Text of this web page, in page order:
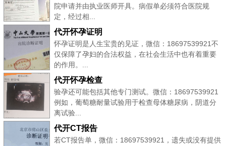
院申请并由执业医师开具。病假单必须符合医院规
定，经过相...
代开怀孕证明
怀孕证明是人生宝贵的见证，微信：18697539921不
仅保障了孕妇的合法权益，在社会生活中也有着重要
的作用。...
代开怀孕检查
验孕还可能包括其他专门测试。微信：18697539921
例如，葡萄糖耐量试验用于检查母体糖尿病，阴道分
离试验...
代开CT报告
若CT报告单，微信：18697539921，遗失或没有提供